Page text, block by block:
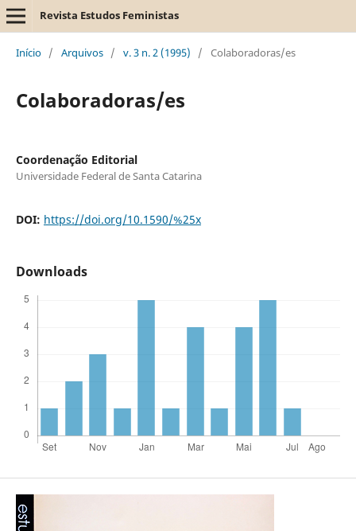
Revista Estudos Feministas
Início / Arquivos / v. 3 n. 2 (1995) / Colaboradoras/es
Colaboradoras/es
Coordenação Editorial
Universidade Federal de Santa Catarina
DOI: https://doi.org/10.1590/%25x
Downloads